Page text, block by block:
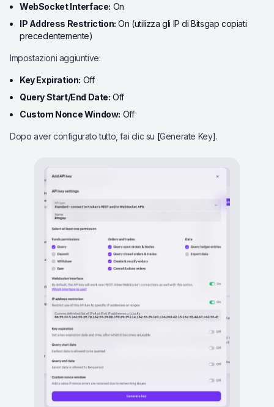
WebSocket Interface: On
IP Address Restriction: On (utilizza gli IP di Bitsgap copiati
precedentemente)
Impostazioni aggiuntive:
Key Expiration: Off
Query Start/End Date: Off
Custom Nonce Window: Off
Dopo aver configurato tutto, fai clic su [Generate Key].